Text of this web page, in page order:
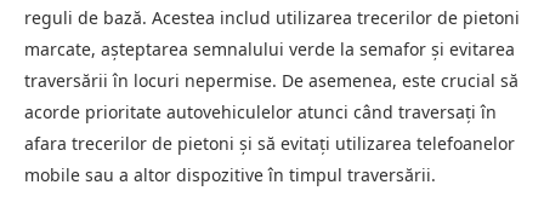
reguli de bază. Acestea includ utilizarea trecerilor de pietoni
marcate, așteptarea semnalului verde la semafor și evitarea
traversării în locuri nepermise. De asemenea, este crucial să
acorde prioritate autovehiculelor atunci când traversați în
afara trecerilor de pietoni și să evitați utilizarea telefoanelor
mobile sau a altor dispozitive în timpul traversării.